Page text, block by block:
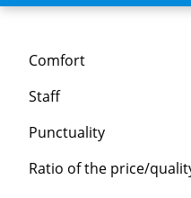
Comfort
Staff
Punctuality
Ratio of the price/